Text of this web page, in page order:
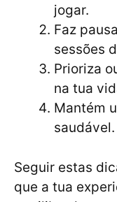
jogar.
Faz
sessões
Prioriza
na tua
Mantém
saudável.
Seguir estas
que a tua